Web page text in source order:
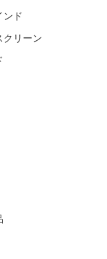
ンド
クリーン